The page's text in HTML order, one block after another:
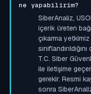
ne yapabilirim?
SiberAnaliz,
içerik üreten
çıkarma yetkimiz
T.C. Siber
ile iletişime
gerekir. Resmi
sonra